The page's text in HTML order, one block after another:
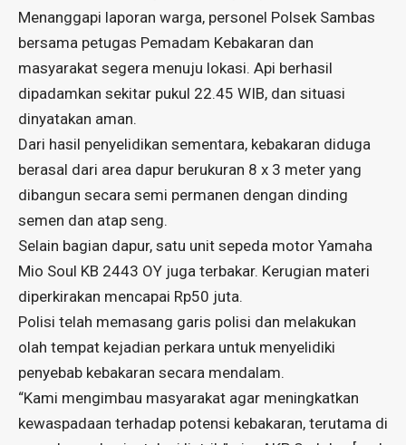
Menanggapi laporan warga, personel Polsek Sambas
bersama petugas Pemadam Kebakaran dan
masyarakat segera menuju lokasi. Api berhasil
dipadamkan sekitar pukul 22.45 WIB, dan situasi
dinyatakan aman.
Dari hasil penyelidikan sementara, kebakaran diduga
berasal dari area dapur berukuran 8 x 3 meter yang
dibangun secara semi permanen dengan dinding
semen dan atap seng.
Selain bagian dapur, satu unit sepeda motor Yamaha
Mio Soul KB 2443 OY juga terbakar. Kerugian materi
diperkirakan mencapai Rp50 juta.
Polisi telah memasang garis polisi dan melakukan
olah tempat kejadian perkara untuk menyelidiki
penyebab kebakaran secara mendalam.
“Kami mengimbau masyarakat agar meningkatkan
kewaspadaan terhadap potensi kebakaran, terutama di